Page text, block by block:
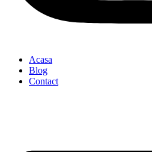
Acasa
Blog
Contact